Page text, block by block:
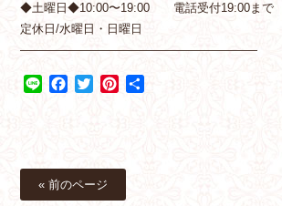
◆土曜日◆10:00〜19:00 電話受付19:00まで
定休日/水曜日・日曜日
————————————————————
Line Facebook
TwitterPinterest
« 前のページ